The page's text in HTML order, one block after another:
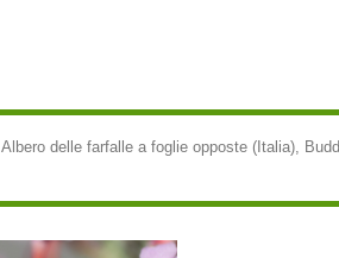
Albero delle farfalle a foglie opposte (Italia),